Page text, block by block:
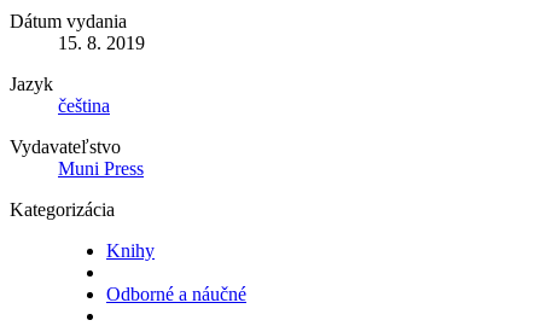
Dátum vydania
15. 8. 2019
Jazyk
čeština
Vydavateľstvo
Muni Press
Kategorizácia
Knihy
Odborné a náučné